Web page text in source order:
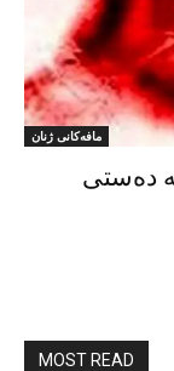
مافەکانی ژنان
دەستی
MOST READ